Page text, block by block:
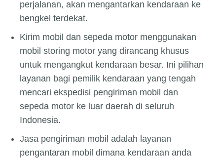
perjalanan, akan mengantarkan kendaraan ke
bengkel terdekat.
Kirim mobil dan sepeda motor menggunakan
mobil storing motor yang dirancang khusus
untuk mengangkut kendaraan besar. Ini pilihan
layanan bagi pemilik kendaraan yang tengah
mencari ekspedisi pengiriman mobil dan
sepeda motor ke luar daerah di seluruh
Indonesia.
Jasa pengiriman mobil adalah layanan
pengantaran mobil dimana kendaraan anda